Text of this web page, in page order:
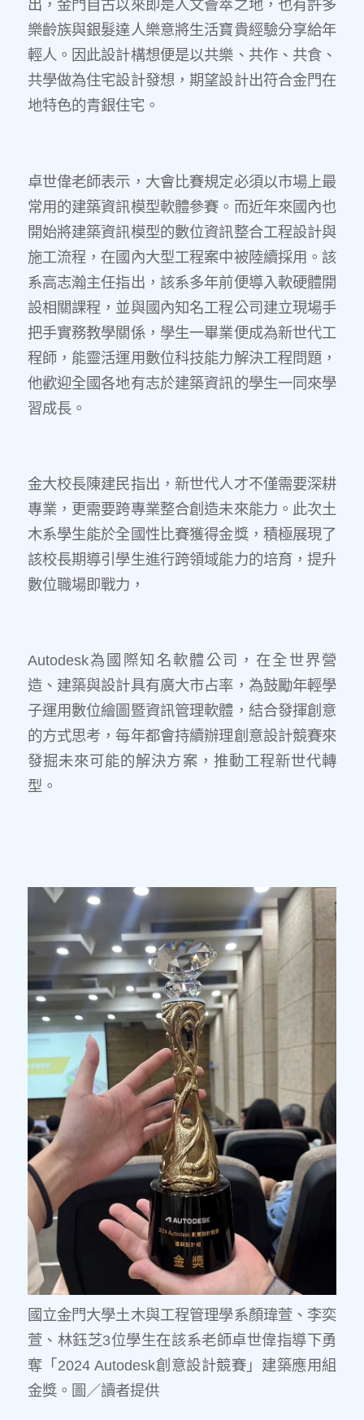
出，金門自古以來即是人文薈萃之地，也有許多
樂齡族與銀髮達人樂意將生活寶貴經驗分享給年
輕人。因此設計構想便是以共樂、共作、共食、
共學做為住宅設計發想，期望設計出符合金門在
地特色的青銀住宅。
卓世偉老師表示，大會比賽規定必須以市場上最
常用的建築資訊模型軟體參賽。而近年來國內也
開始將建築資訊模型的數位資訊整合工程設計與
施工流程，在國內大型工程案中被陸續採用。該
系高志瀚主任指出，該系多年前便導入軟硬體開
設相關課程，並與國內知名工程公司建立現場手
把手實務教學關係，學生一畢業便成為新世代工
程師，能靈活運用數位科技能力解決工程問題，
他歡迎全國各地有志於建築資訊的學生一同來學
習成長。
金大校長陳建民指出，新世代人才不僅需要深耕
專業，更需要跨專業整合創造未來能力。此次土
木系學生能於全國性比賽獲得金獎，積極展現了
該校長期導引學生進行跨領域能力的培育，提升
數位職場即戰力，
Autodesk為國際知名軟體公司，在全世界營
造、建築與設計具有廣大市占率，為鼓勵年輕學
子運用數位繪圖暨資訊管理軟體，結合發揮創意
的方式思考，每年都會持續辦理創意設計競賽來
發掘未來可能的解決方案，推動工程新世代轉
型。
國立金門大學土木與工程管理學系顏瑋萱、李奕
萱、林鈺芝3位學生在該系老師卓世偉指導下勇
奪「2024 Autodesk創意設計競賽」建築應用組
金獎。圖／讀者提供